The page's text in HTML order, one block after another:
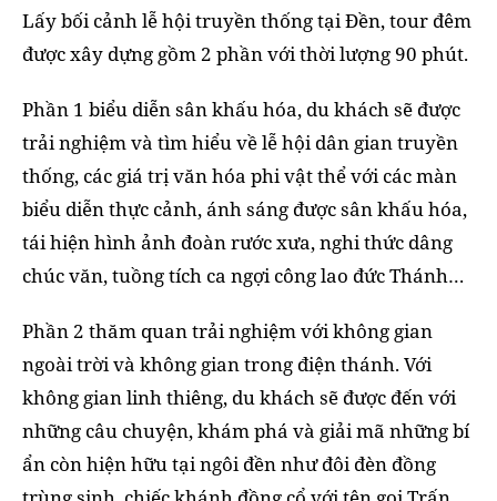
Lấy bối cảnh lễ hội truyền thống tại Đền, tour đêm
được xây dựng gồm 2 phần với thời lượng 90 phút.
Phần 1 biểu diễn sân khấu hóa, du khách sẽ được
trải nghiệm và tìm hiểu về lễ hội dân gian truyền
thống, các giá trị văn hóa phi vật thể với các màn
biểu diễn thực cảnh, ánh sáng được sân khấu hóa,
tái hiện hình ảnh đoàn rước xưa, nghi thức dâng
chúc văn, tuồng tích ca ngợi công lao đức Thánh…
Phần 2 thăm quan trải nghiệm với không gian
ngoài trời và không gian trong điện thánh. Với
không gian linh thiêng, du khách sẽ được đến với
những câu chuyện, khám phá và giải mã những bí
ẩn còn hiện hữu tại ngôi đền như đôi đèn đồng